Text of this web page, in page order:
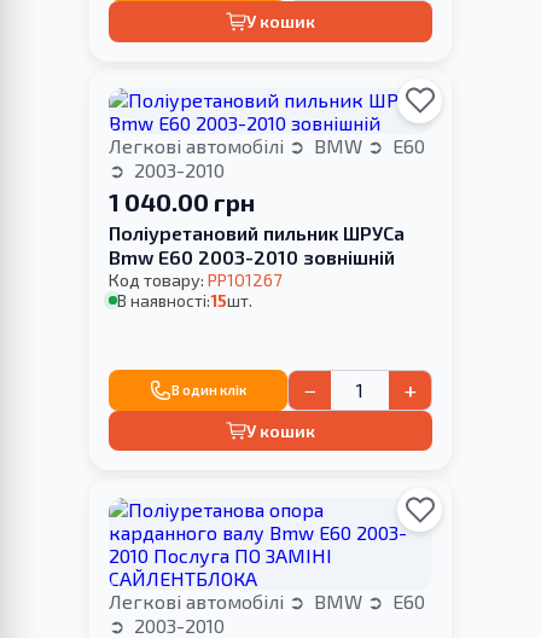
У кошик
Легкові автомобілі BMW
E60
2003-2010
1 040.00 грн
Поліуретановий пильник ШРУСа
Bmw E60 2003-2010 зовнішній
Код товару: PP101267
В наявності:15шт.
В один клік − +
У кошик
Легкові автомобілі BMW
E60
2003-2010